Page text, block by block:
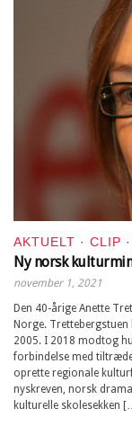
AKTUELT · CLIP ·
Ny norsk
november 1, 2021
Den 40-årige Anette
Norge.
2005. I 2018 modtog
forbindelse med
oprette regionale
nyskreven, norsk
kulturelle skolesekken